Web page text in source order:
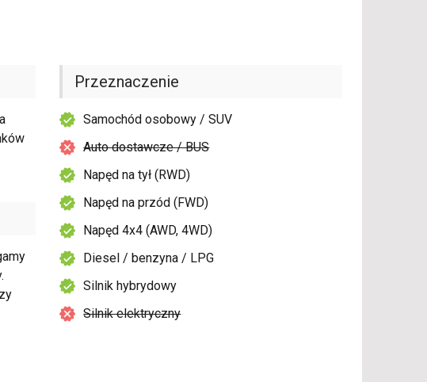
Przeznaczenie
Samochód osobowy / SUV
Auto dostawcze / BUS
Napęd na tył (RWD)
Napęd na przód (FWD)
Napęd 4x4 (AWD, 4WD)
Diesel / benzyna / LPG
Silnik hybrydowy
Silnik elektryczny